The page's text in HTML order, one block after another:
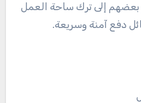
بعضهم إلى ترك ساحة العمل
دفع آمنة وسريعة.